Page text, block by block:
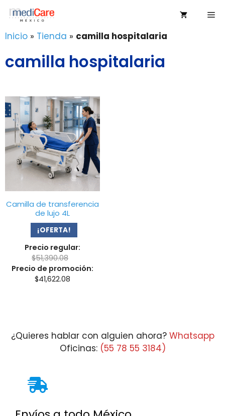
Saltar
contenido
Inicio » Tienda » camilla hospitalaria
camilla hospitalaria
Camilla de transferencia
de lujo 4L
¡OFERTA!
Precio regular:
$51,390.08
Precio de promoción:
$41,622.08
¿Quieres hablar con alguien ahora? Whatsapp
Oficinas: (55 78 55 3184)